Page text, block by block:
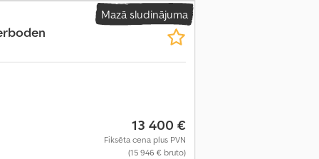
Mazā sludinājuma
13 400 €
Fiksēta cena plus PVN
(15 946 € bruto)